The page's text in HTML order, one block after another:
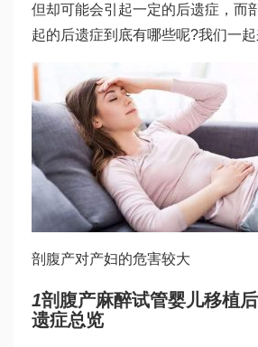
但却可能会引起一定的后遗症，而
起的后遗症到底有哪些呢?我们一
剖腹产对产妇的危害较大
1剖腹产麻醉试管婴儿移植
遗症总览